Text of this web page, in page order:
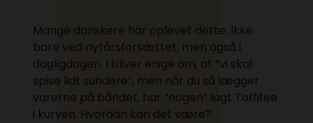
Mange danskere har oplevet dette. Ikke
bare ved nytårsforsættet, men også i
dagligdagen. I bliver enige om, at “vi skal
spise lidt sundere”, men når du så lægger
varerne på båndet, har “nogen” lagt Toffifee
i kurven. Hvordan kan det være?